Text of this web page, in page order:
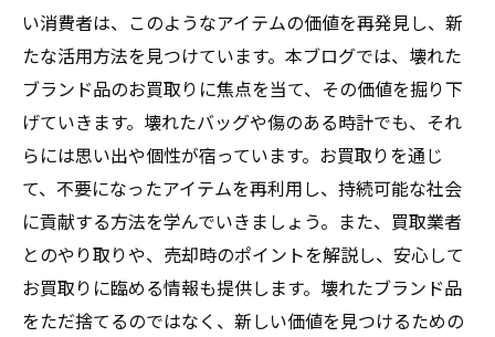
い消費者は、このようなアイテムの価値を再発見し、新
たな活用方法を見つけています。本ブログでは、壊れた
ブランド品のお買取りに焦点を当て、その価値を掘り下
げていきます。壊れたバッグや傷のある時計でも、それ
らには思い出や個性が宿っています。お買取りを通じ
て、不要になったアイテムを再利用し、持続可能な社会
に貢献する方法を学んでいきましょう。また、買取業者
とのやり取りや、売却時のポイントを解説し、安心して
お買取りに臨める情報も提供します。壊れたブランド品
をただ捨てるのではなく、新しい価値を見つけるための